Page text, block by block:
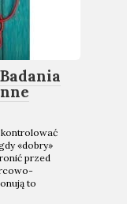
kontrolować
«dobry»
przed
to